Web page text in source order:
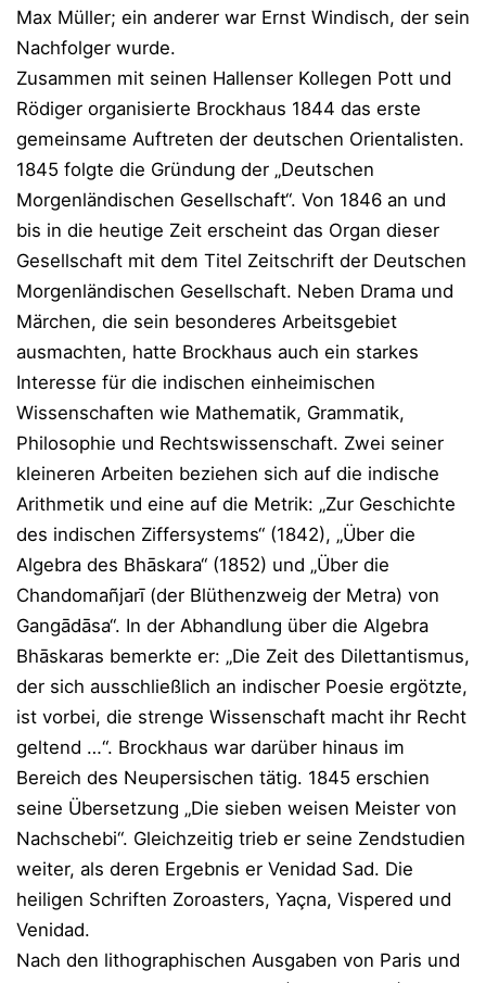
Max Müller; ein anderer war Ernst Windisch, der sein
Nachfolger wurde.
Zusammen mit seinen Hallenser Kollegen Pott und
Rödiger organisierte Brockhaus 1844 das erste
gemeinsame Auftreten der deutschen Orientalisten.
1845 folgte die Gründung der „Deutschen
Morgenländischen Gesellschaft“. Von 1846 an und
bis in die heutige Zeit erscheint das Organ dieser
Gesellschaft mit dem Titel Zeitschrift der Deutschen
Morgenländischen Gesellschaft. Neben Drama und
Märchen, die sein besonderes Arbeitsgebiet
ausmachten, hatte Brockhaus auch ein starkes
Interesse für die indischen einheimischen
Wissenschaften wie Mathematik, Grammatik,
Philosophie und Rechtswissenschaft. Zwei seiner
kleineren Arbeiten beziehen sich auf die indische
Arithmetik und eine auf die Metrik: „Zur Geschichte
des indischen Ziffersystems“ (1842), „Über die
Algebra des Bhāskara“ (1852) und „Über die
Chandomañjarī (der Blüthenzweig der Metra) von
Gangādāsa“. In der Abhandlung über die Algebra
Bhāskaras bemerkte er: „Die Zeit des Dilettantismus,
der sich ausschließlich an indischer Poesie ergötzte,
ist vorbei, die strenge Wissenschaft macht ihr Recht
geltend …“. Brockhaus war darüber hinaus im
Bereich des Neupersischen tätig. 1845 erschien
seine Übersetzung „Die sieben weisen Meister von
Nachschebi“. Gleichzeitig trieb er seine Zendstudien
weiter, als deren Ergebnis er Venidad Sad. Die
heiligen Schriften Zoroasters, Yaçna, Vispered und
Venidad.
Nach den lithographischen Ausgaben von Paris und